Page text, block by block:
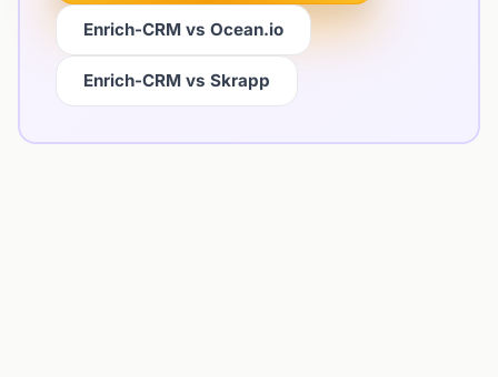
Enrich-CRM vs Ocean.io
Enrich-CRM vs Skrapp